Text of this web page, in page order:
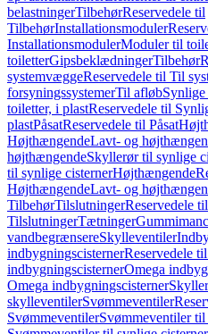
belastningerTilbehørReservedele til
TilbehørInstallationsmoduler
InstallationsmodulerModuler til
toiletterGipsbeklædningerTilbehør
systemvæggeReservedele til Til
forsyningssystemerTil afløbSynlige
toiletter, i plastReservedele til
plastPåsatReservedele til Påsat
HøjthængendeLavt- og
højthængendeSkyllerør til synlige
til synlige cisternerHøjthængende
HøjthængendeLavt- og
TilbehørTilslutningerReservedele til
TilslutningerTætninger
vandbegrænsereSkylleventiler
indbygningscisternerReservedele
indbygningscisternerOmega
Omega indbygningscisterner
skylleventilerSvømmeventiler
SvømmeventilerSvømmeventiler